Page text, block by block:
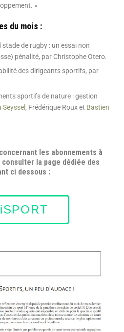
»
du mois :
stade de rugby : un essai non
pénalité, par Christophe Otero.
des dirigeants sportifs, par
sportifs de nature : gestion
Seyssel , Frédérique Roux et Bastien
les abonnements à
consulter la page dédiée des
ci dessous :